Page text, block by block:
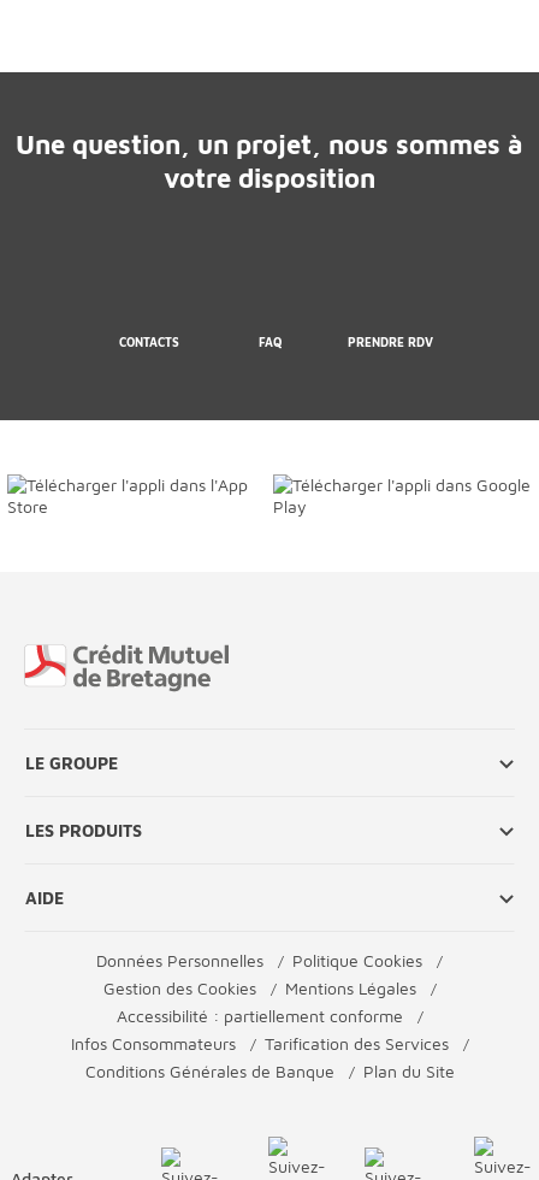
Une question, un projet, nous sommes à
votre disposition
CONTACTS FAQ PRENDRE RDV
LE GROUPE
LES PRODUITS
AIDE
Données Personnelles
Politique Cookies
Gestion des Cookies
Mentions Légales
Accessibilité : partiellement conforme
Infos Consommateurs
Tarification des Services
Conditions Générales de Banque
Plan du Site
Fin de page